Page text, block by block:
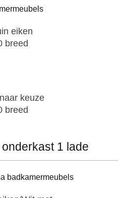
eiken
breed
keuze
breed
1 lade